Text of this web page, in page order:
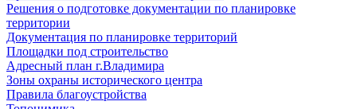
Решения о подготовке документации по планировке
территории
Документация по планировке территорий
Площадки под строительство
Адресный план г.Владимира
Зоны охраны исторического центра
Правила благоустройства